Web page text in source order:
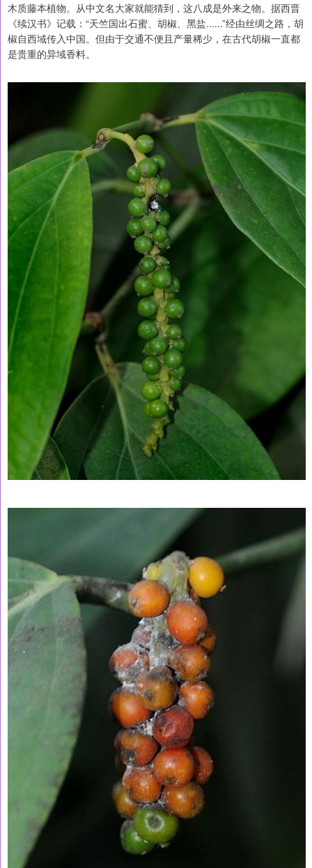
木质藤本植物。从中文名大家就能猜到，这八成是外来之物。据西晋
《续汉书》记载：“天竺国出石蜜、胡椒、黑盐......”经由丝绸之路，胡
椒自西域传入中国。但由于交通不便且产量稀少，在古代胡椒一直都
是贵重的异域香料。